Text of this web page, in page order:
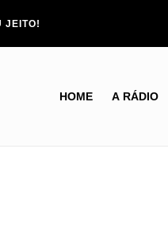
JEITO!
HOME A RÁDIO